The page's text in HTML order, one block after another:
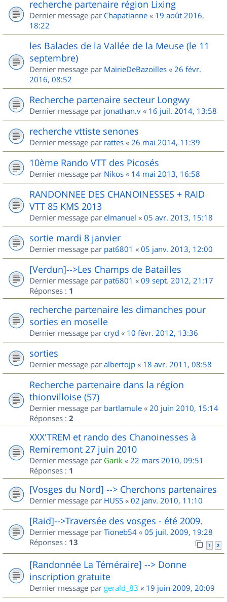
recherche partenaire région Lixing
Dernier message par Chapatianne « 19 août 2016,
18:22
les Balades de la Vallée de la Meuse (le 11
septembre)
Dernier message par MairieDeBazoilles « 26 févr.
2016, 08:52
Recherche partenaire secteur Longwy
Dernier message par jonathan.v « 16 juil. 2014, 13:58
recherche vttiste senones
Dernier message par rattes « 26 mai 2014, 11:39
10ème Rando VTT des Picosés
Dernier message par Nikos « 14 mai 2013, 16:58
RANDONNEE DES CHANOINESSES + RAID
VTT 85 KMS 2013
Dernier message par elmanuel « 05 avr. 2013, 15:18
sortie mardi 8 janvier
Dernier message par pat6801 « 05 janv. 2013, 12:00
[Verdun]-->Les Champs de Batailles
Dernier message par pat6801 « 09 sept. 2012, 21:17
Réponses : 1
recherche partenaire les dimanches pour
sorties en moselle
Dernier message par cryd « 10 févr. 2012, 13:36
sorties
Dernier message par albertojp « 18 avr. 2011, 08:58
Recherche partenaire dans la région
thionvilloise (57)
Dernier message par bartlamule « 20 juin 2010, 15:14
Réponses : 2
XXX'TREM et rando des Chanoinesses à
Remiremont 27 juin 2010
Dernier message par Garik « 22 mars 2010, 09:51
Réponses : 1
[Vosges du Nord] --> Cherchons partenaires
Dernier message par HUSS « 02 janv. 2010, 11:10
[Raid]-->Traversée des vosges - été 2009.
Dernier message par Tioneb54 « 05 juil. 2009, 19:28
Réponses : 13 1 2
[Randonnée La Téméraire] --> Donne
inscription gratuite
Dernier message par gerald_83 « 19 juin 2009, 20:09